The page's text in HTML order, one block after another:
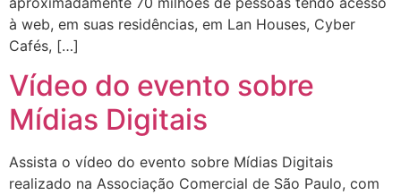
à web, em suas residências, em Lan Houses, Cyber
Cafés, […]
Vídeo do evento sobre
Mídias Digitais
Assista o vídeo do evento sobre Mídias Digitais
realizado na Associação Comercial de São Paulo, com